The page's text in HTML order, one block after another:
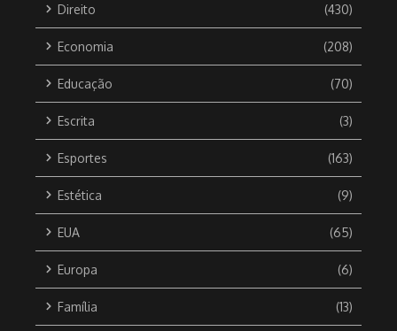
Direito (430)
Economia (208)
Educação (70)
Escrita (3)
Esportes (163)
Estética (9)
EUA (65)
Europa (6)
Família (13)